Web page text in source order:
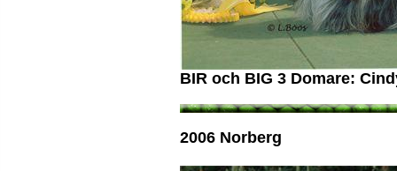
BIR och BIG 3 Domare:
2006 Norberg